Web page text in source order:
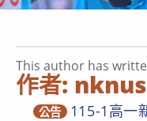
作者:
This author has
公告
115-1高一